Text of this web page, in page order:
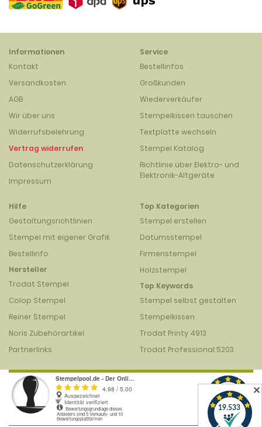
Informationen
Kontakt
Versandkosten
AGB
Wir über uns
Widerrufsbelehrung
Vertrag widerrufen
Datenschutzerklärung
Impressum
Service
Bestellinfos
Großkunden
Wiederverkäufer
Stempelkissen tauschen
Textplatte wechseln
Stempel Katalog
Richtlinie über Elektro- und
Elektronik-Altgeräte
Hilfe
Gestaltungsrichtlinien
Stempel mit eigener Grafik
Bestellinfo
Hersteller
Trodat Stempel
Colop Stempel
Reiner Stempel
Noris Zubehörartikel
Partnerlinks
Top Kategorien
Stempel erstellen
Datumsstempel
Firmenstempel
Holzstempel
Top Keywords
Stempel selbst gestalten
Stempelkissen
Trodat Printy 4913
Trodat Professional 5203
✕